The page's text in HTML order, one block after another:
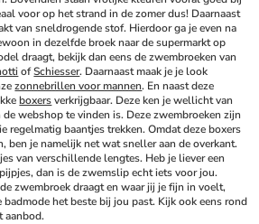
voor op het strand in de zomer dus! Daarnaast
van sneldrogende stof. Hierdoor ga je even na
in dezelfde broek naar de supermarkt op
draagt, bekijk dan eens de zwembroeken van
of Schiesser. Daarnaast maak je je look
zonnebrillen voor mannen. En naast deze
boxers verkrijgbaar. Deze ken je wellicht van
de webshop te vinden is. Deze zwembroeken zijn
regelmatig baantjes trekken. Omdat deze boxers
ben je namelijk net wat sneller aan de overkant.
van verschillende lengtes. Heb je liever een
dan is de zwemslip echt iets voor jou.
zwembroek draagt en waar jij je fijn in voelt,
het beste bij jou past. Kijk ook eens rond
aanbod.